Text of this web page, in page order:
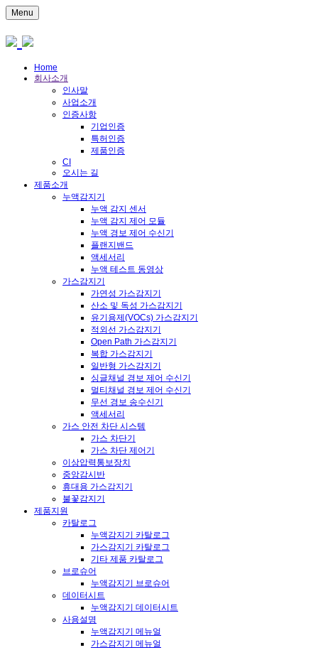
Menu
Home
회사소개
인사말
사업소개
인증사항
기업인증
특허인증
제품인증
CI
오시는 길
제품소개
누액감지기
누액 감지 센서
누액 감지 제어 모듈
누액 경보 제어 수신기
플랜지밴드
액세서리
누액 테스트 동영상
가스감지기
가연성 가스감지기
산소 및 독성 가스감지기
유기용제(VOCs) 가스감지기
적외선 가스감지기
Open Path 가스감지기
복합 가스감지기
일반형 가스감지기
싱글채널 경보 제어 수신기
멀티채널 경보 제어 수신기
무선 경보 송수신기
액세서리
가스 안전 차단 시스템
가스 차단기
가스 차단 제어기
이상압력통보장치
중앙감시반
휴대용 가스감지기
불꽃감지기
제품지원
카탈로그
누액감지기 카탈로그
가스감지기 카탈로그
기타 제품 카탈로그
브로슈어
누액감지기 브로슈어
데이터시트
누액감지기 데이터시트
사용설명
누액감지기 메뉴얼
가스감지기 메뉴얼